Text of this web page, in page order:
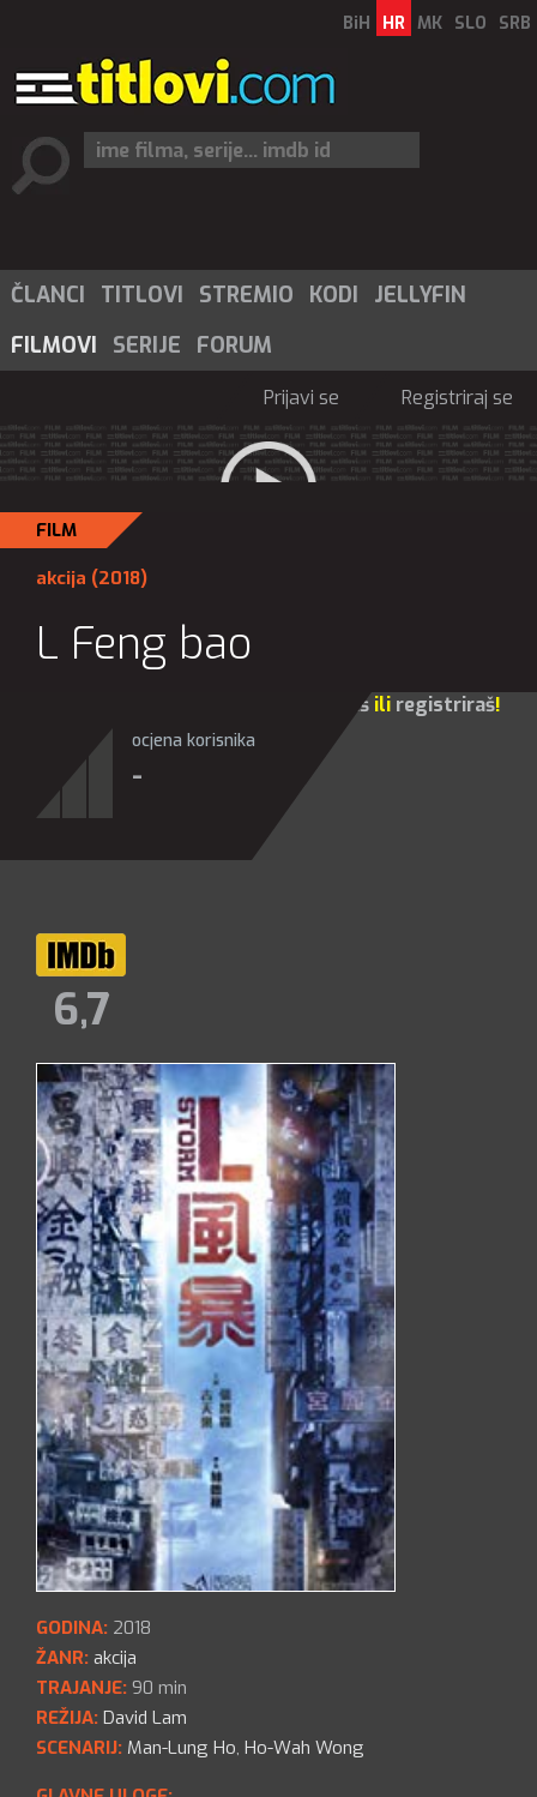
BiH HR MK SLO SRB
ČLANCI TITLOVI STREMIO KODI
JELLYFIN
FILMOVI
SERIJE FORUM
Prijavi se Registriraj se
FILM
akcija (2018)
L Feng bao
prijaviš ili registriraš!
ocjena korisnika
-
6,7
GODINA: 2018
ŽANR: akcija
TRAJANJE: 90 min
REŽIJA: David Lam
SCENARIJ: Man-Lung Ho, Ho-Wah Wong